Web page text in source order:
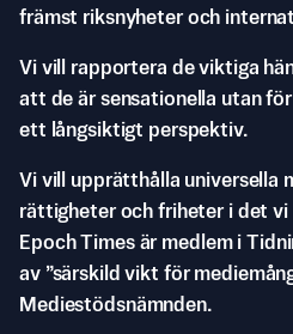
främst riksnyheter och
Vi vill rapportera de viktiga
att de är sensationella utan
ett långsiktigt perspektiv.
Vi vill upprätthålla universella
rättigheter och friheter i det vi
Epoch Times är medlem i
av ”särskild vikt för
Mediestödsnämnden.